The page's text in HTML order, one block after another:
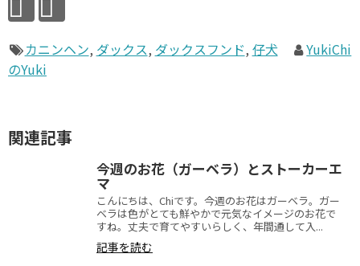
カニンヘン, ダックス, ダックスフンド, 仔犬
YukiChi
のYuki
関連記事
今週のお花（ガーベラ）とストーカーエ
マ
こんにちは、Chiです。今週のお花はガーベラ。ガー
ベラは色がとても鮮やかで元気なイメージのお花で
すね。丈夫で育てやすいらしく、年間通して入...
記事を読む